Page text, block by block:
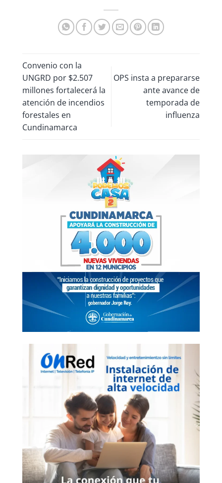
Convenio con la
UNGRD por $2.507
millones fortalecerá la
atención de incendios
forestales en
Cundinamarca
OPS insta a prepararse
ante avance de
temporada de
influenza